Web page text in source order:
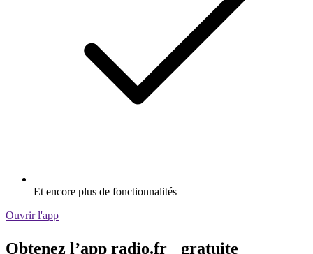
Et encore plus de fonctionnalités
Ouvrir l'app
Obtenez l’app radio.fr gratuite